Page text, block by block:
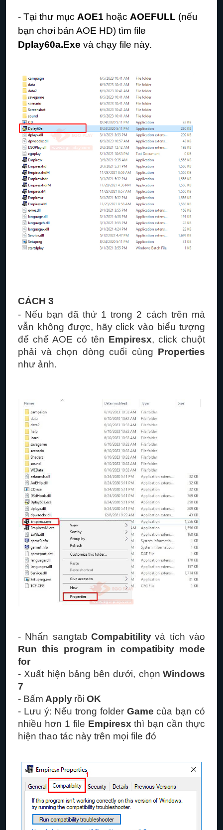
- Tại thư mục AOE1 hoặc AOEFULL (nếu
bạn chơi bản AOE HD) tìm file
Dplay60a.Exe và chạy file này.
CÁCH 3
- Nếu bạn đã thử 1 trong 2 cách trên mà
vẫn không được, hãy click vào biểu tượng
đế chế AOE có tên Empiresx, click chuột
phải và chọn dòng cuối cùng Properties
như ảnh.
- Nhấn sangtab Compabitility và tích vào
Run this program in compatibity mode
for
- Xuất hiện bảng bên dưới, chọn Windows
7
- Bấm Apply rồi OK
- Lưu ý: Nếu trong folder Game của bạn có
nhiều hơn 1 file Empiresx thì bạn cần thực
hiện thao tác này trên mọi file đó